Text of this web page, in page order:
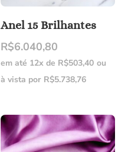
Anel 15 Brilhantes
R$6.040,80
em até 12x de R$503,40 ou
à vista por R$5.738,76